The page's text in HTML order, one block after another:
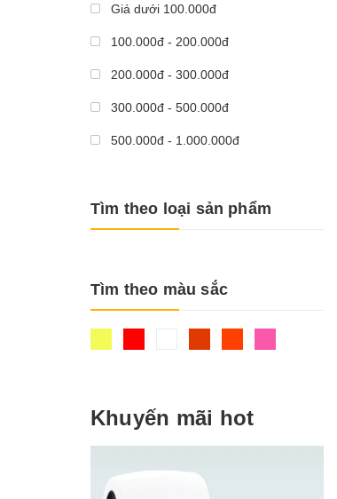
Giá dưới 100.000đ
100.000đ - 200.000đ
200.000đ - 300.000đ
300.000đ - 500.000đ
500.000đ - 1.000.000đ
Tìm theo loại sản phẩm
Tìm theo màu sắc
Khuyến mãi hot